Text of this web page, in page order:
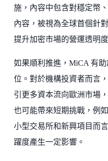
施，內容中包含對穩定幣
內容，被視為全球首個針
提升加密市場的營運透明
如果順利推進，MiCA 有
位。對於機構投資者而言
引更多資本流向歐洲市場
也可能帶來短期挑戰，例
小型交易所和新興項目而
躍度產生一定影響。